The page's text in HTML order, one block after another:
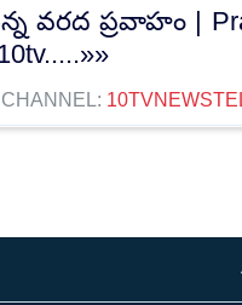
వరద ప్రవాహం |
CHANNEL: